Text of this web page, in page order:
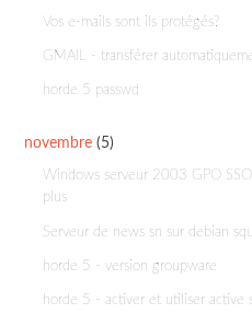
Vos e-mails sont ils protégés?
GMAIL - transférer
horde 5 passwd
novembre (5)
Windows serveur 2003 GPO
plus
Serveur de news sn sur debian
horde 5 - version groupware
horde 5 - activer et utiliser active